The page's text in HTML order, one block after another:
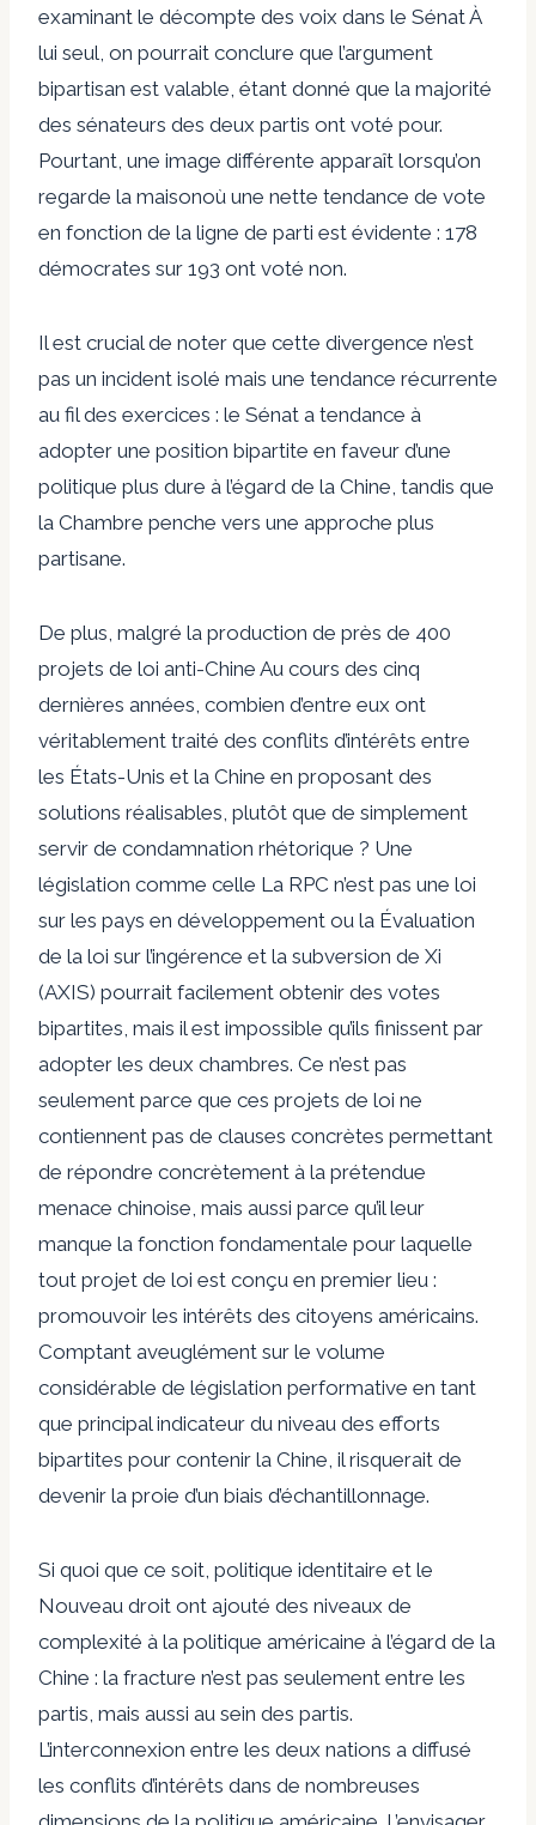
examinant le décompte des voix dans le SénatÀ
lui seul, on pourrait conclure que l’argument
bipartisan est valable, étant donné que la majorité
des sénateurs des deux partis ont voté pour.
Pourtant, une image différente apparaît lorsqu’on
regarde la maisonoù une nette tendance de vote
en fonction de la ligne de parti est évidente : 178
démocrates sur 193 ont voté non.
Il est crucial de noter que cette divergence n’est
pas un incident isolé mais une tendance récurrente
au fil des exercices : le Sénat a tendance à
adopter une position bipartite en faveur d’une
politique plus dure à l’égard de la Chine, tandis que
la Chambre penche vers une approche plus
partisane.
De plus, malgré la production de près de 400
projets de loi anti-Chine Au cours des cinq
dernières années, combien d’entre eux ont
véritablement traité des conflits d’intérêts entre
les États-Unis et la Chine en proposant des
solutions réalisables, plutôt que de simplement
servir de condamnation rhétorique ? Une
législation comme celle La RPC n’est pas une loi
sur les pays en développement ou la Évaluation
de la loi sur l’ingérence et la subversion de Xi
(AXIS) pourrait facilement obtenir des votes
bipartites, mais il est impossible qu’ils finissent par
adopter les deux chambres. Ce n’est pas
seulement parce que ces projets de loi ne
contiennent pas de clauses concrètes permettant
de répondre concrètement à la prétendue
menace chinoise, mais aussi parce qu’il leur
manque la fonction fondamentale pour laquelle
tout projet de loi est conçu en premier lieu :
promouvoir les intérêts des citoyens américains.
Comptant aveuglément sur le volume
considérable de législation performative en tant
que principal indicateur du niveau des efforts
bipartites pour contenir la Chine, il risquerait de
devenir la proie d’un biais d’échantillonnage.
Si quoi que ce soit, politique identitaire et le
Nouveau droit ont ajouté des niveaux de
complexité à la politique américaine à l’égard de la
Chine : la fracture n’est pas seulement entre les
partis, mais aussi au sein des partis.
L’interconnexion entre les deux nations a diffusé
les conflits d’intérêts dans de nombreuses